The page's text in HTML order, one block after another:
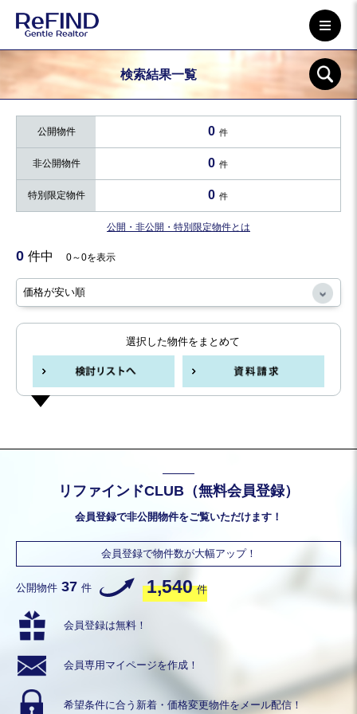
検索結果一覧
公開物件 0 件
非公開物件 0 件
特別限定物件 0 件
公開・非公開・特別限定物件とは
0 件中 0～0を表示
選択した物件をまとめて
リファインドCLUB（無料会員登録）
会員登録で非公開物件をご覧いただけます！
会員登録で物件数が大幅アップ！
公開物件 37 件 1,540 件
会員登録は無料！
会員専用 マイページを作成！
希望条件に合う 新着・価格変更物件をメール配信！